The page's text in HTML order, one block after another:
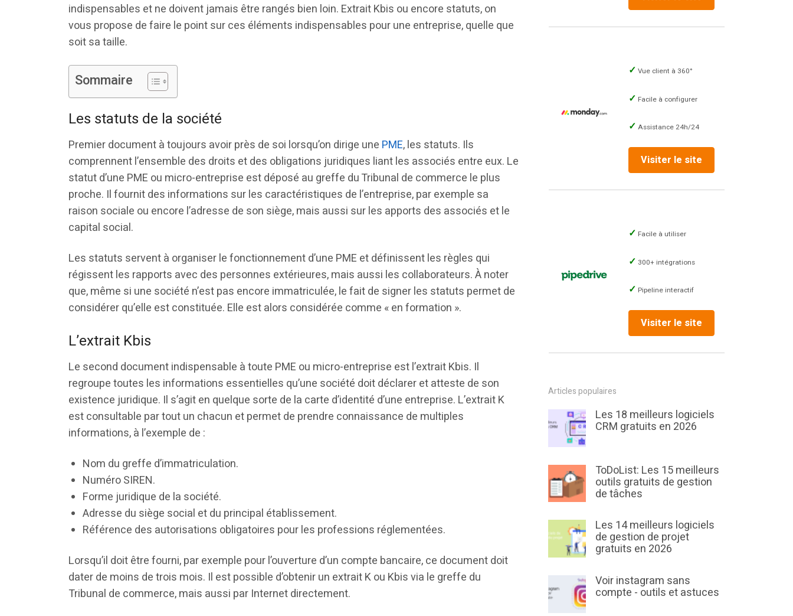
indispensables et ne doivent jamais être rangés bien loin. Extrait Kbis ou encore statuts, on
vous propose de faire le point sur ces éléments indispensables pour une entreprise, quelle que
soit sa taille.
Sommaire
Les statuts de la société
Premier document à toujours avoir près de soi lorsqu’on dirige une PME, les statuts. Ils
comprennent l’ensemble des droits et des obligations juridiques liant les associés entre eux. Le
statut d’une PME ou micro-entreprise est déposé au greffe du Tribunal de commerce le plus
proche. Il fournit des informations sur les caractéristiques de l’entreprise, par exemple sa
raison sociale ou encore l’adresse de son siège, mais aussi sur les apports des associés et le
capital social.
Les statuts servent à organiser le fonctionnement d’une PME et définissent les règles qui
régissent les rapports avec des personnes extérieures, mais aussi les collaborateurs. À noter
que, même si une société n’est pas encore immatriculée, le fait de signer les statuts permet de
considérer qu’elle est constituée. Elle est alors considérée comme « en formation ».
L’extrait Kbis
Le second document indispensable à toute PME ou micro-entreprise est l’extrait Kbis. Il
regroupe toutes les informations essentielles qu’une société doit déclarer et atteste de son
existence juridique. Il s’agit en quelque sorte de la carte d’identité d’une entreprise. L’extrait K
est consultable par tout un chacun et permet de prendre connaissance de multiples
informations, à l’exemple de :
Nom du greffe d’immatriculation.
Numéro SIREN.
Forme juridique de la société.
Adresse du siège social et du principal établissement.
Référence des autorisations obligatoires pour les professions réglementées.
Lorsqu’il doit être fourni, par exemple pour l’ouverture d’un compte bancaire, ce document doit
dater de moins de trois mois. Il est possible d’obtenir un extrait K ou Kbis via le greffe du
Tribunal de commerce, mais aussi par Internet directement.
Vue client à 360°
Facile à configurer
Assistance 24h/24
Visiter le site
Facile à utiliser
300+ intégrations
Pipeline interactif
Visiter le site
Articles populaires
Les 18 meilleurs logiciels
CRM gratuits en 2026
ToDoList: Les 15 meilleurs
outils gratuits de gestion
de tâches
Les 14 meilleurs logiciels
de gestion de projet
gratuits en 2026
Voir instagram sans
compte - outils et astuces